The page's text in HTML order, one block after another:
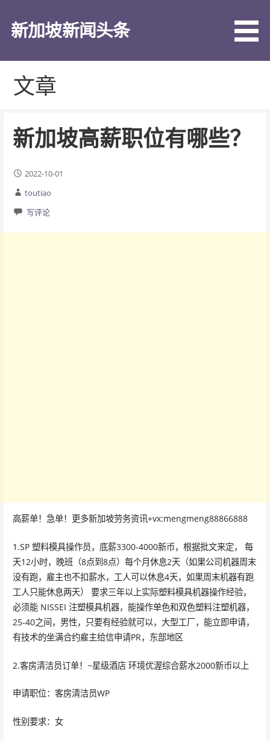
新加坡新闻头条
文章
新加坡高薪职位有哪些？
2022-10-01
toutiao
写评论
高薪单！急单！更多新加坡劳务资讯+vx:mengmeng88866888
1.SP 塑料模具操作员，底薪3300-4000新币，根据批文来定， 每
天12小时，晚班（8点到8点）每个月休息2天（如果公司机器周末
没有跑，雇主也不扣薪水，工人可以休息4天，如果周末机器有跑
工人只能休息两天） 要求三年以上实际塑料模具机器操作经验，
必须能 NISSEI 注塑模具机器，能操作单色和双色塑料注塑机器，
25-40之间，男性，只要有经验就可以，大型工厂，能立即申请，
有技术的坐满合约雇主给信申请PR，东部地区
2.客房清洁员订单！~星级酒店 环境优渥综合薪水2000新币以上
申请职位：客房清洁员WP
性别要求：女